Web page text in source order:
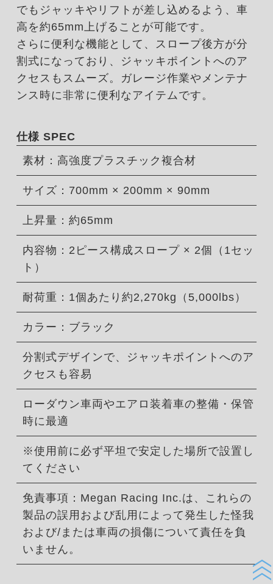
でもジャッキやリフトが差し込めるよう、車
高を約65mm上げることが可能です。
さらに便利な機能として、スロープ後方が分
割式になっており、ジャッキポイントへのア
クセスもスムーズ。ガレージ作業やメンテナ
ンス時に非常に便利なアイテムです。
仕様 SPEC
素材：高強度プラスチック複合材
サイズ：700mm × 200mm × 90mm
上昇量：約65mm
内容物：2ピース構成スロープ × 2個（1セッ
ト）
耐荷重：1個あたり約2,270kg（5,000lbs）
カラー：ブラック
分割式デザインで、ジャッキポイントへのア
クセスも容易
ローダウン車両やエアロ装着車の整備・保管
時に最適
※使用前に必ず平坦で安定した場所で設置し
てください
免責事項：Megan Racing Inc.は、これらの
製品の誤用および乱用によって発生した怪我
および/または車両の損傷について責任を負
いません。